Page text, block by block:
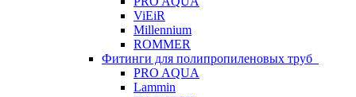
ViEiR
Millennium
ROMMER
Фитинги для полипропиленовых труб
PRO AQUA
Lammin